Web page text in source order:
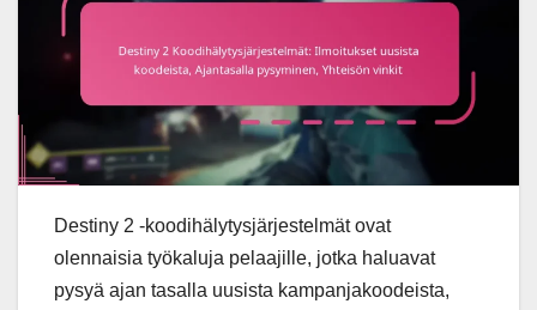
Destiny 2 -koodihälytysjärjestelmät ovat
olennaisia työkaluja pelaajille, jotka haluavat
pysyä ajan tasalla uusista kampanjakoodeista,